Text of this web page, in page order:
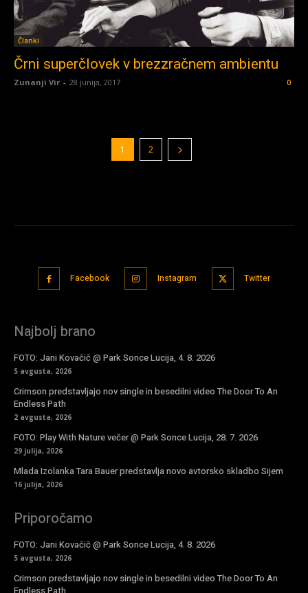
Članki
Črni superčlovek v brezzračnem ambientu
Zunanji Vir - 28 junija, 2017 0
1 2
Facebook Instagram Twitter
Najbolj brano
FOTO: Jani Kovačič @ Park Sonce Lucija, 4. 8. 2026
5 avgusta, 2026
Crimson predstavljajo nov single in besedilni video The Door To An
Endless Path
2 avgusta, 2026
FOTO: Play With Nature večer @ Park Sonce Lucija, 28. 7. 2026
29 julija, 2026
Mlada Izolanka Tara Bauer predstavlja novo avtorsko skladbo Sijem
16 julija, 2026
Priporočamo
FOTO: Jani Kovačič @ Park Sonce Lucija, 4. 8. 2026
5 avgusta, 2026
Crimson predstavljajo nov single in besedilni video The Door To An